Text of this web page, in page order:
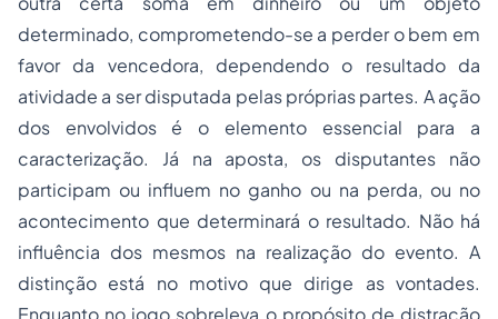
determinado, comprometendo-se a perder o bem em
favor da vencedora, dependendo o resultado da
atividade a ser disputada pelas próprias partes. A ação
dos envolvidos é o elemento essencial para a
caracterização. Já na aposta, os disputantes não
participam ou influem no ganho ou na perda, ou no
acontecimento que determinará o resultado. Não há
influência dos mesmos na realização do evento. A
distinção está no motivo que dirige as vontades.
Enquanto no jogo sobreleva o propósito de distração